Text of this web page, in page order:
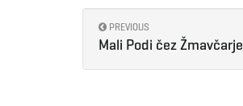
PREVIOUS
Mali Podi čez Žmavčarje